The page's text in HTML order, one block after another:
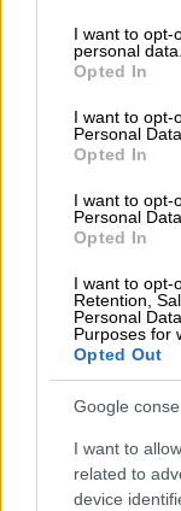
not limited to
grant or deny
use your data for
consent section.
I want to opt-
personal data.
Opted In
I want to opt-
Personal Data.
Opted In
I want to opt-
Personal
Opted In
I want to opt-
Retention,
Personal
Purposes for
Opted Out
Google
I want to
related to
device
2΄-3΄ σε
αλάτι:
πιπέρι:
Για το
αυγά: 2
κορν